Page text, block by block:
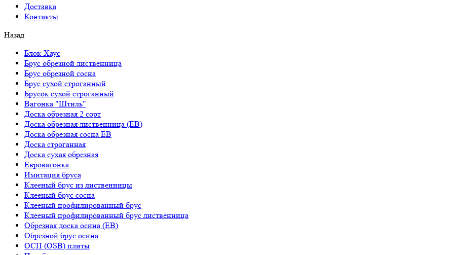
Доставка
Контакты
Назад
Блок-Хаус
Брус обрезной лиственница
Брус обрезной сосна
Брус сухой строганный
Брусок сухой строганный
Вагонка "Штиль"
Доска обрезная 2 сорт
Доска обрезная лиственница (ЕВ)
Доска обрезная сосна ЕВ
Доска строганная
Доска сухая обрезная
Евровагонка
Имитация бруса
Клееный брус из лиственницы
Клееный брус сосна
Клееный профилированный брус
Клееный профилированный брус лиственница
Обрезная доска осина (ЕВ)
Обрезной брус осина
ОСП (OSB) плиты